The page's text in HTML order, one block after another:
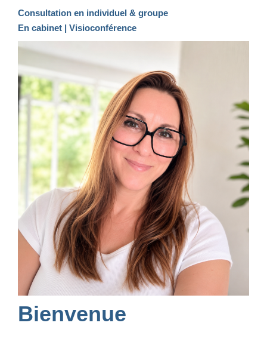
n
Consultation en individuel & groupe
En cabinet | Visioconférence
Bienvenue